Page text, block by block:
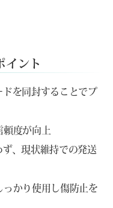
イント
ドを同封することでプ
頼度が向上
ず、現状維持での発送
っかり使用し傷防止を